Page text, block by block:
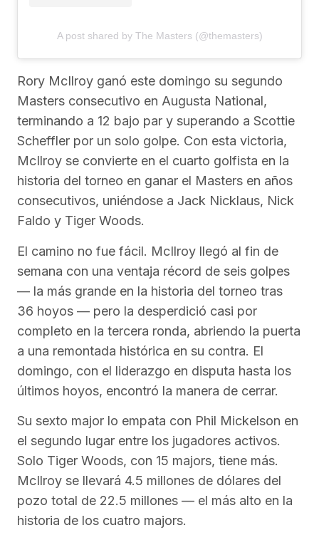
A post shared by The Masters (@themasters)
Rory McIlroy ganó este domingo su segundo
Masters consecutivo en Augusta National,
terminando a 12 bajo par y superando a Scottie
Scheffler por un solo golpe. Con esta victoria,
McIlroy se convierte en el cuarto golfista en la
historia del torneo en ganar el Masters en años
consecutivos, uniéndose a Jack Nicklaus, Nick
Faldo y Tiger Woods.
El camino no fue fácil. McIlroy llegó al fin de
semana con una ventaja récord de seis golpes
— la más grande en la historia del torneo tras
36 hoyos — pero la desperdició casi por
completo en la tercera ronda, abriendo la puerta
a una remontada histórica en su contra. El
domingo, con el liderazgo en disputa hasta los
últimos hoyos, encontró la manera de cerrar.
Su sexto major lo empata con Phil Mickelson en
el segundo lugar entre los jugadores activos.
Solo Tiger Woods, con 15 majors, tiene más.
McIlroy se llevará 4.5 millones de dólares del
pozo total de 22.5 millones — el más alto en la
historia de los cuatro majors.